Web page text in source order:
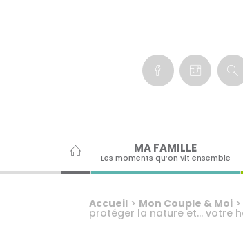
MA FAMILLE
Les moments qu’on vit ensemble
Accueil> Mon Couple & Moi>
protéger la nature et… votre